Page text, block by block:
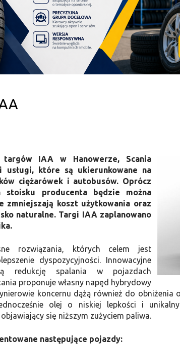
IAA w Hanowerze, Scania
które są ukierunkowane na
ciężarówek i autobusów. Oprócz
producenta będzie można
zmniejszają koszt użytkowania oraz
naturalne. Targi IAA zaplanowano
rozwiązania, których celem jest
dyspozycyjności. Innowacyjne
redukcję spalania w pojazdach
proponuje własny napęd hybrydowy
koncernu dążą również do obniżenia
olej o niskiej lepkości i
się niższym zużyciem paliwa.
następujące pojazdy: